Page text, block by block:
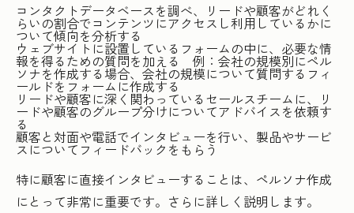
コンタクトデータベースを調べ、リードや顧客がどれく
らいの割合でコンテンツにアクセスし利用しているかに
ついて傾向を分析する
ウェブサイトに設置しているフォームの中に、必要な情
報を得るための質問を加える 例：会社の規模別にペル
ソナを作成する場合、会社の規模について質問するフィ
ールドをフォームに作成する
リードや顧客に深く関わっているセールスチームに、リ
ードや顧客のグループ分けについてアドバイスを依頼す
る
顧客と対面や電話でインタビューを行い、製品やサービ
スについてフィードバックをもらう
特に顧客に直接インタビューすることは、ペルソナ作成
にとって非常に重要です。さらに詳しく説明します。